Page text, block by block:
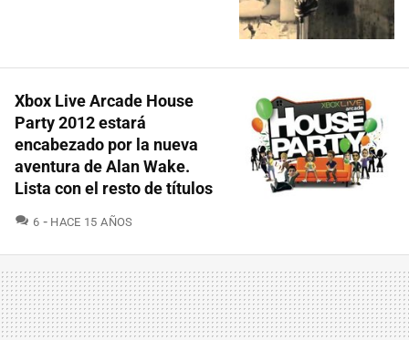
Xbox Live Arcade House
Party 2012 estará
encabezado por la nueva
aventura de Alan Wake.
Lista con el resto de títulos
6 COMENTARIOS
HACE 15 AÑOS